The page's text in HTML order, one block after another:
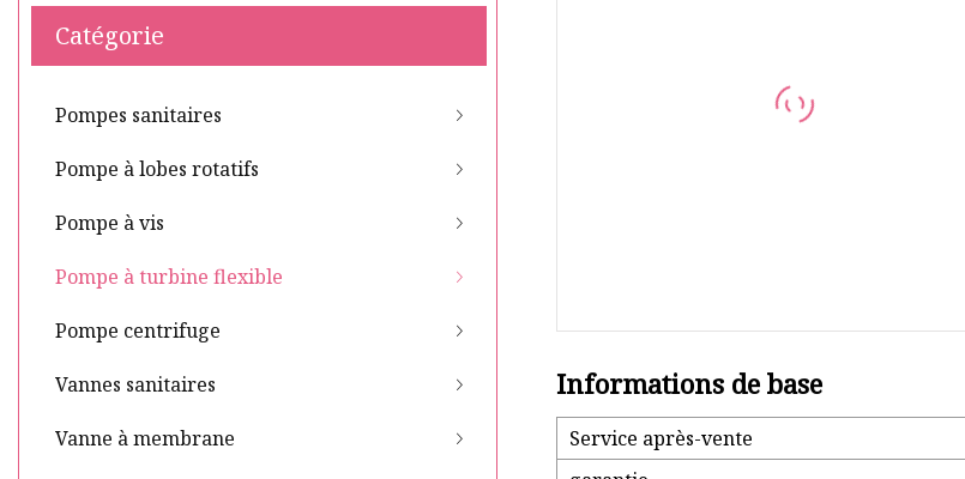
Vanne à siège de dérivation
Vanne anti-mélange
Catégorie
Pompes sanitaires
Pompe à lobes rotatifs
Pompe à vis
Pompe à turbine flexible
Pompe centrifuge
Vannes sanitaires
Vanne à membrane
Informations de base
Service après-vente